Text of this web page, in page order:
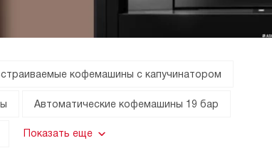
кофемашины с капучинатором
Автоматические кофемашины 19 бар
Показать еще